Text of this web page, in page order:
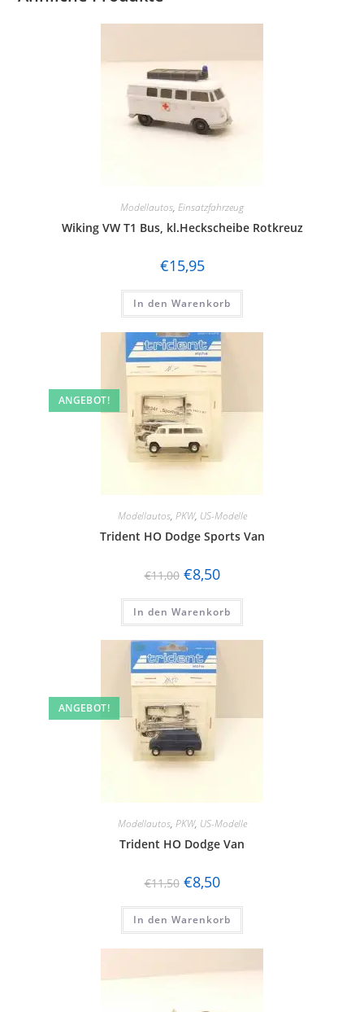
Modellautos, Einsatzfahrzeug
Wiking VW T1 Bus, kl.Heckscheibe Rotkreuz
€15,95
In den Warenkorb
ANGEBOT!
Modellautos, PKW, US-Modelle
Trident HO Dodge Sports Van
€11,00 €8,50
In den Warenkorb
ANGEBOT!
Modellautos, PKW, US-Modelle
Trident HO Dodge Van
€11,50 €8,50
In den Warenkorb